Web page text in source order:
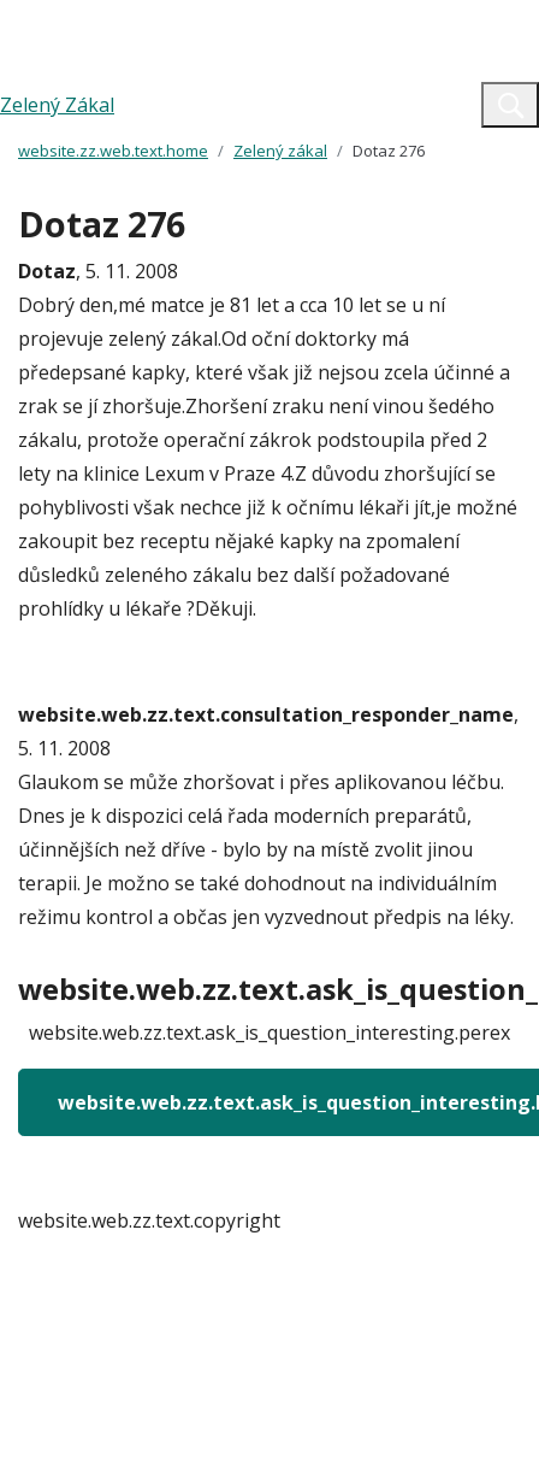
Zelený Zákal
website.zz.web.text.home Zelený zákal Dotaz 276
Dotaz 276
Dotaz, 5. 11. 2008
Dobrý den,mé matce je 81 let a cca 10 let se u ní
projevuje zelený zákal.Od oční doktorky má
předepsané kapky, které však již nejsou zcela účinné a
zrak se jí zhoršuje.Zhoršení zraku není vinou šedého
zákalu, protože operační zákrok podstoupila před 2
lety na klinice Lexum v Praze 4.Z důvodu zhoršující se
pohyblivosti však nechce již k očnímu lékaři jít,je možné
zakoupit bez receptu nějaké kapky na zpomalení
důsledků zeleného zákalu bez další požadované
prohlídky u lékaře ?Děkuji.
website.web.zz.text.consultation_responder_name,
5. 11. 2008
Glaukom se může zhoršovat i přes aplikovanou léčbu.
Dnes je k dispozici celá řada moderních preparátů,
účinnějších než dříve - bylo by na místě zvolit jinou
terapii. Je možno se také dohodnout na individuálním
režimu kontrol a občas jen vyzvednout předpis na léky.
website.web.zz.text.ask_is_question_interesting.perex
website.web.zz.text.copyright